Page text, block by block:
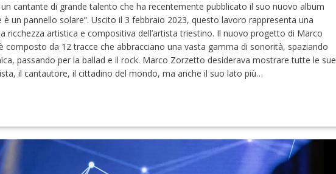
cantante di grande talento che ha recentemente pubblicato il suo nuovo album
è un pannello solare”. Uscito il 3 febbraio 2023, questo lavoro rappresenta una
ricchezza artistica e compositiva dell’artista triestino. Il nuovo progetto di Marco
composto da 12 tracce che abbracciano una vasta gamma di sonorità, spaziando
passando per la ballad e il rock. Marco Zorzetto desiderava mostrare tutte le sue
il cantautore, il cittadino del mondo, ma anche il suo lato più…